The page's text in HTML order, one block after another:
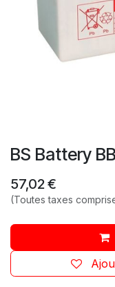
BS Battery
57,02€
(Toutes taxes